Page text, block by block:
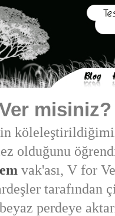
misiniz?
olduğunu
vak'ası, V for
tarafından
perdeye